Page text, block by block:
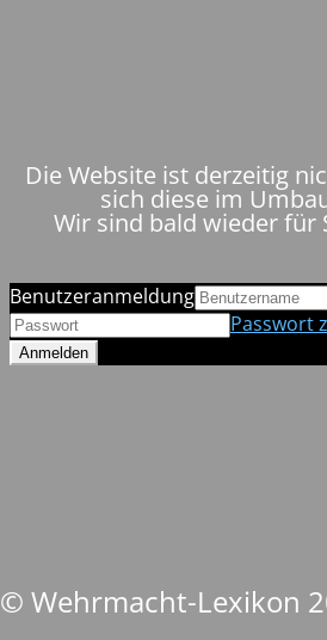
Die Website ist derzeitig
sich diese im
Wir sind bald wieder für
© Wehrmacht-Lexikon
Benutzeranmeldung
Passwort